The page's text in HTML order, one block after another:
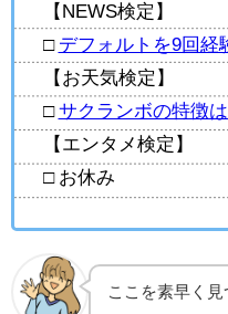
【NEWS検定】
□ デフォルトを9回経
【お天気検定】
□サクランボの特徴は
【エンタメ検定】
□ お休み
ここを素早く